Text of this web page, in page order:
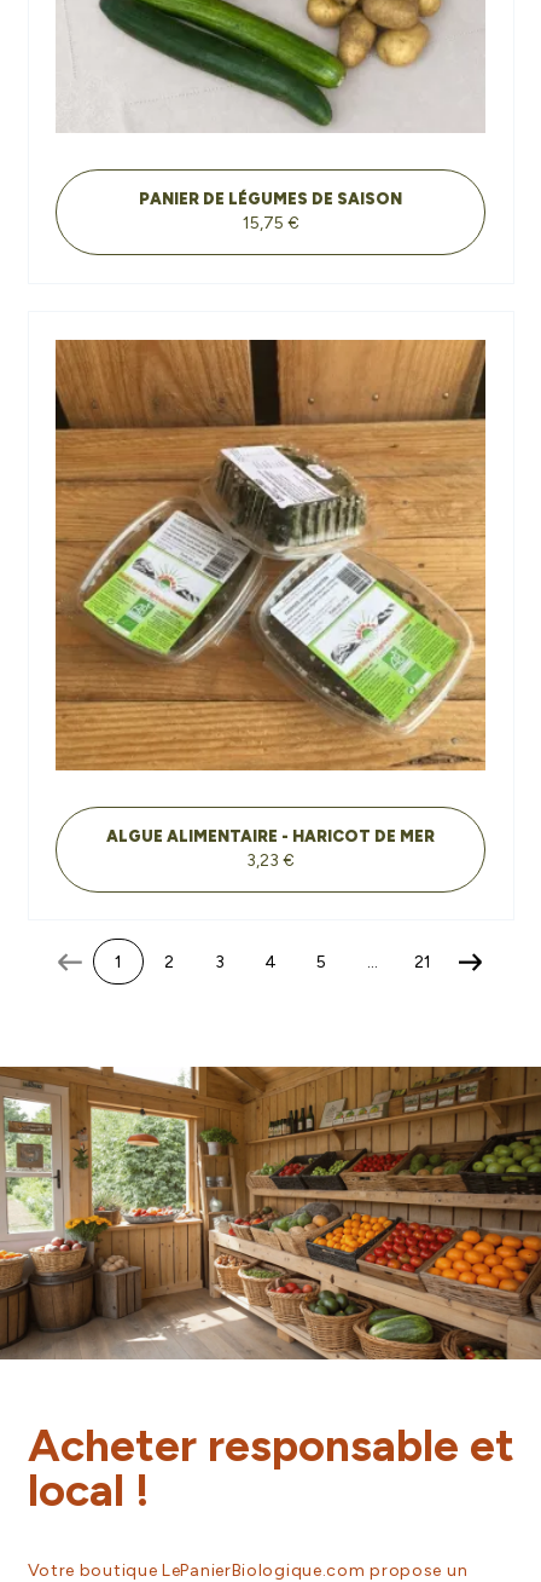
PANIER DE LÉGUMES DE SAISON
15,75 €
ALGUE ALIMENTAIRE - HARICOT DE MER
3,23 €
1 2 3 4 5 … 21
Acheter responsable et
local !
Votre boutique LePanierBiologique.com propose un